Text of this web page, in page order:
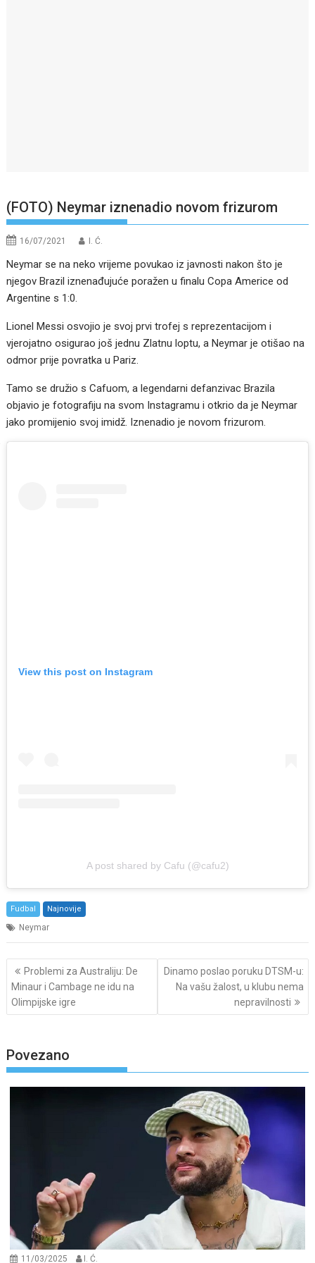
(FOTO) Neymar iznenadio novom frizurom
16/07/2021 I. Ć.
Neymar se na neko vrijeme povukao iz javnosti nakon što je
njegov Brazil iznenađujuće poražen u finalu Copa Americe od
Argentine s 1:0.
Lionel Messi osvojio je svoj prvi trofej s reprezentacijom i
vjerojatno osigurao još jednu Zlatnu loptu, a Neymar je otišao na
odmor prije povratka u Pariz.
Tamo se družio s Cafuom, a legendarni defanzivac Brazila
objavio je fotografiju na svom Instagramu i otkrio da je Neymar
jako promijenio svoj imidž. Iznenadio je novom frizurom.
View this post on Instagram
A post shared by Cafu (@cafu2)
Fudbal Najnovije
Neymar
Post
navigation
Problemi za Australiju: De
Minaur i Cambage ne idu na
Olimpijske igre
Dinamo poslao poruku DTSM-u:
Na vašu žalost, u klubu nema
nepravilnosti
Povezano
11/03/2025 I. Ć.